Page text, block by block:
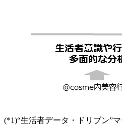
(*1)“生活者データ・ドリブン”